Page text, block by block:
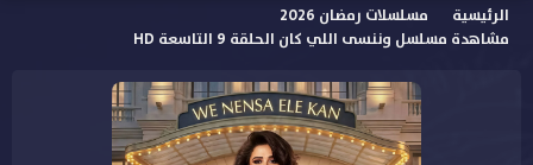
الرئيسية
مسلسلات رمضان 2026
مشاهدة مسلسل وننسى اللي كان الحلقة 9 التاسعة HD